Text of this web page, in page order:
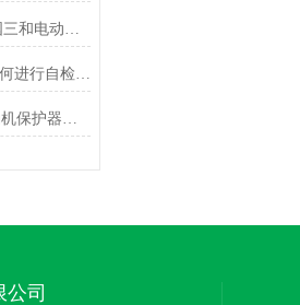
EOCR-ISEMME施耐德韩国三和电动机综合保护器
EOCR-3E420电机保护器如何进行自检和故障记录查询
EOCR-PMZ-WRDZ7W电动机保护器介绍及选型
司